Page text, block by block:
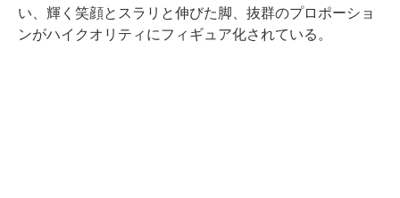
い、輝く笑顔とスラリと伸びた脚、抜群のプロポーショ
ンがハイクオリティにフィギュア化されている。